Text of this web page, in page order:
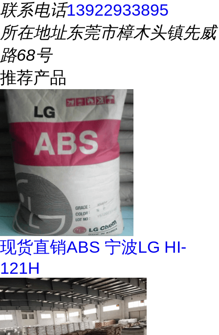
联系电话13922933895
所在地址东莞市樟木头镇先威
路68号
推荐产品
现货直销ABS 宁波LG HI-
121H